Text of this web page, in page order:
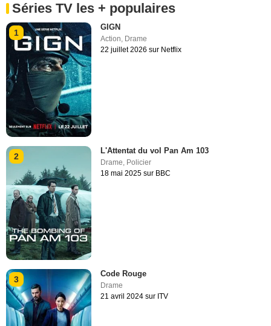
Séries TV les + populaires
1
GIGN
Action, Drame
22 juillet 2026 sur Netflix
2
L'Attentat du vol Pan Am 103
Drame Policier
18 mai 2025 sur BBC
3
Code Rouge
Drame
21 avril 2024 sur ITV